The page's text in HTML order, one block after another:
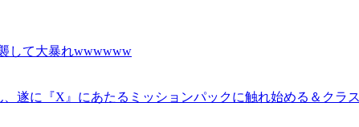
して大暴れwwwwww
、遂に『X』にあたるミッションパックに触れ始める＆クラ